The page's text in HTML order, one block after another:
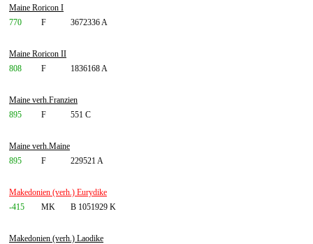
Maine Roricon I
770
F 3672336 A
Maine Roricon II
808
F 1836168 A
Maine verh.Franzien
895
F 551 C
Maine verh.Maine
895
F 229521 A
Makedonien (verh.) Eurydike
-415
MK B 1051929 K
Makedonien (verh.) Laodike